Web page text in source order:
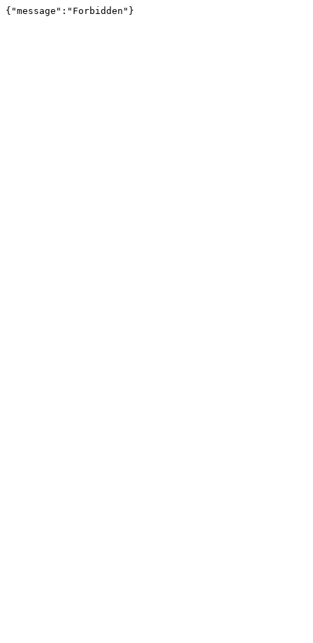
{"message":"Forbidden"}